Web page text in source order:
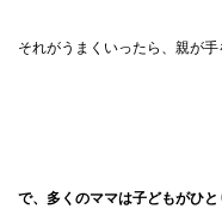
それがうまくいったら、親が
で、多くのママは子どもがひ